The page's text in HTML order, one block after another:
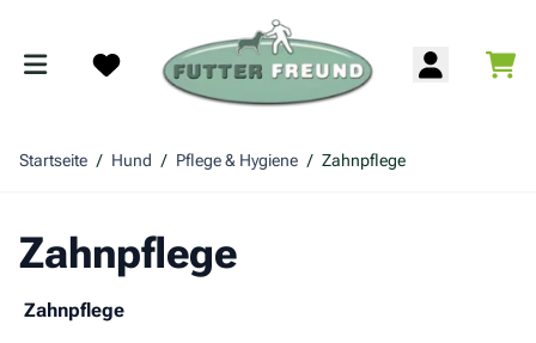
Startseite / Hund / Pflege & Hygiene / Zahnpflege
Zahnpflege
Zahnpflege